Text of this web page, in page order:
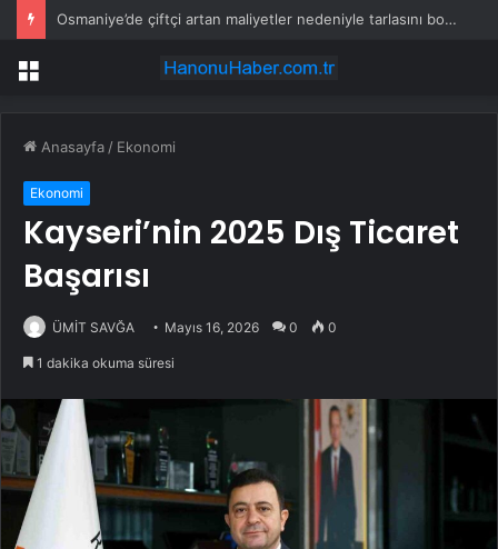
Osmaniye’de çiftçi artan maliyetler nedeniyle tarlasını boş bıraktı
Menü
Anasayfa / Ekonomi
Ekonomi
Kayseri’nin 2025 Dış Ticaret
Başarısı
ÜMİT SAVĞA Mayıs 16, 2026 0 0
1 dakika okuma süresi